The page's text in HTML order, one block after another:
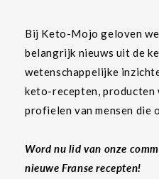
Bij Keto-Mojo geloven
belangrijk nieuws uit de
wetenschappelijke
keto-recepten, producten
profielen van mensen die
Word nu lid van onze
nieuwe Franse recepten!